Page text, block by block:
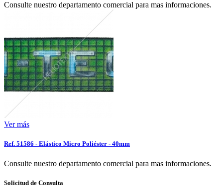
Consulte nuestro departamento comercial para mas informaciones.
Ver más
Ref. 51586 - Elástico Micro Poliéster - 40mm
Consulte nuestro departamento comercial para mas informaciones.
Solicitud de Consulta